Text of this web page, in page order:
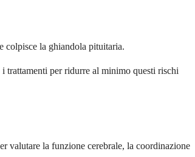
colpisce la ghiandola pituitaria.
trattamenti per ridurre al minimo questi rischi
valutare la funzione cerebrale, la coordinazione